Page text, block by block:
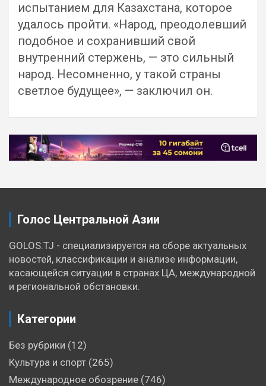
испытанием для Казахстана, которое
удалось пройти. «Народ, преодолевший
подобное и сохранивший свой
внутренний стержень, — это сильный
народ. Несомненно, у такой страны
светлое будущее», — заключил он.
Навигация
по
Голос Центральной Азии
GOLOS.TJ - специализируется на сборе актуальных
новостей, классификации и анализе информации,
касающейся ситуации в странах ЦА, международной
и региональной обстановки.
Категории
Без рубрики (12)
Культура и спорт (265)
Международное обозрение (746)